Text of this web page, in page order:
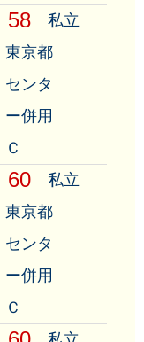
58
私立
東京都
センタ
ー併用
Ｃ
60
私立
東京都
センタ
ー併用
Ｃ